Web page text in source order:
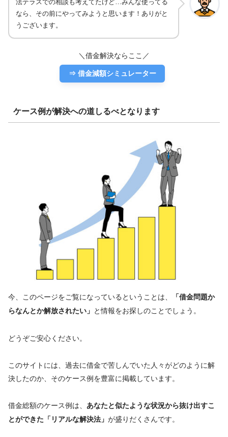
法テラスでの相談も考えてたけど…みんな使ってる
なら、その前にやってみようと思います！ありがと
うございます。
＼借金解決ならここ／
⇒ 借金減額シミュレーター
ケース例が解決への道しるべとなります
今、このページをご覧になっているということは、
「借金問題か
らなんとか解放されたい」 と情報をお探しのことでしょう。
どうぞご安心ください。
このサイトには、過去に借金で苦しんでいた人々がどのように解
決したのか、そのケース例を豊富に掲載しています。
借金総額のケース例は、 あなたと似たような状況から抜け出すこ
とができた「リアルな解決法」 が盛りだくさんです。